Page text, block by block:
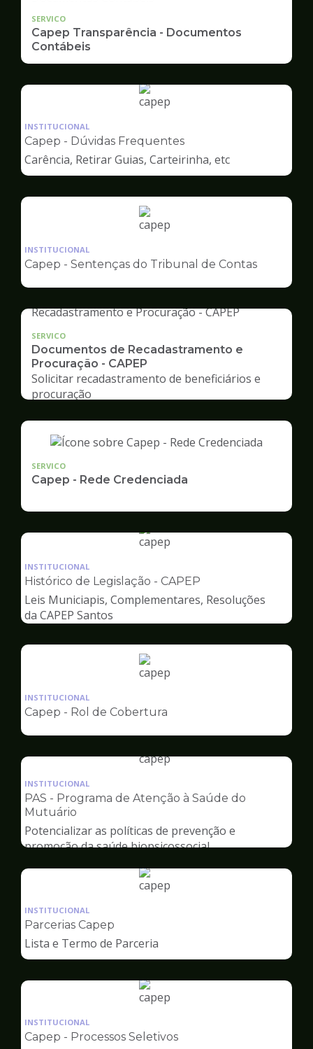
SERVICO
Capep Transparência - Documentos
Contábeis
Ilustração
pagina
de
Capep
INSTITUCIONAL
Capep - Dúvidas Frequentes
Carência, Retirar Guias, Carteirinha, etc
Ilustração
pagina
Capep
INSTITUCIONAL
Capep - Sentenças do Tribunal de Contas
SERVICO
Documentos de Recadastramento e
Procuração - CAPEP
Solicitar recadastramento de beneficiários e
procuração
SERVICO
Capep - Rede Credenciada
Ilustração
pagina
Capep
INSTITUCIONAL
Histórico de Legislação - CAPEP
Leis Municiapis, Complementares, Resoluções
da CAPEP Santos
Ilustração
pagina
Capep
INSTITUCIONAL
Capep - Rol de Cobertura
Ilustração
pagina
Capep
INSTITUCIONAL
PAS - Programa de Atenção à Saúde do
Mutuário
Potencializar as políticas de prevenção e
promoção da saúde biopsicossocial
Ilustração
Capep
INSTITUCIONAL
Parcerias Capep
Lista e Termo de Parceria
Ilustração
pagina
INSTITUCIONAL
Capep - Processos Seletivos